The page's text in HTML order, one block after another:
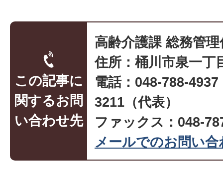
この記事に
関するお問
い合わせ先
高齢介護課 総務管理
住所：桶川市泉一丁
電話：048-788-
3211（代表）
ファックス：048-
メールでのお問い